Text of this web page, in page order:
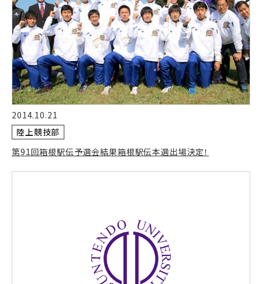
2014.10.21
陸上競技部
第91回箱根駅伝予選会結果箱根駅伝本選出場決定！